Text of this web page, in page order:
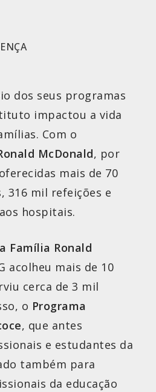
dos seus programas
impactou a vida
Com o
McDonald, por
mais de 70
316 mil refeições e
hospitais.
Família Ronald
acolheu mais de 10
cerca de 3 mil
o Programa
, que antes
e estudantes da
também para
da educação